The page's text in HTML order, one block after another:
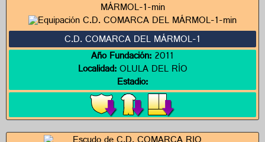
C.D. COMARCA DEL MÁRMOL-1
Año Fundación:2011
Localidad:OLULA DEL RÍO
Estadio: